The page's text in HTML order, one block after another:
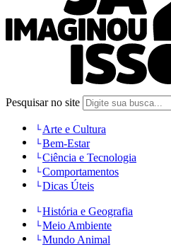
Pesquisar no site
Arte e Cultura
Bem-Estar
Ciência e Tecnologia
Comportamentos
Dicas Úteis
História e Geografia
Meio Ambiente
Mundo Animal